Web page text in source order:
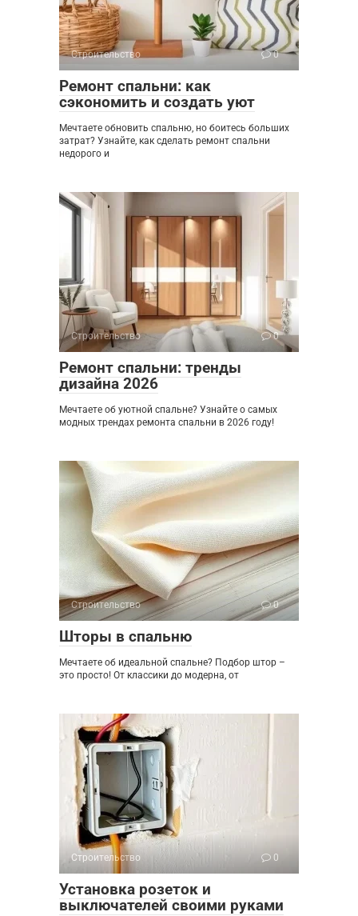
Строительство 0
Ремонт спальни: как
сэкономить и создать уют
Мечтаете обновить спальню, но боитесь больших
затрат? Узнайте, как сделать ремонт спальни
недорого и
Строительство 0
Ремонт спальни: тренды
дизайна 2026
Мечтаете об уютной спальне? Узнайте о самых
модных трендах ремонта спальни в 2026 году!
Строительство 0
Шторы в спальню
Мечтаете об идеальной спальне? Подбор штор –
это просто! От классики до модерна, от
Строительство 0
Установка розеток и
выключателей своими руками